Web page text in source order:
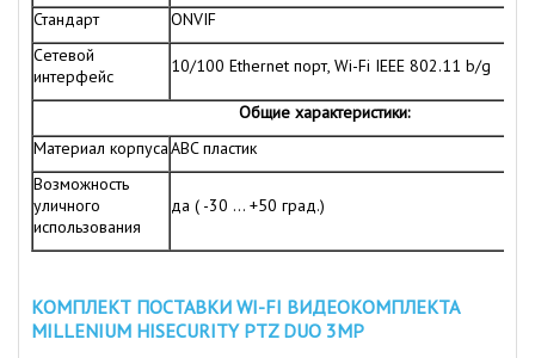
Стандарт
ONVIF
Сетевой
интерфейс
10/100 Ethernet порт, Wi-Fi IEEE 802.11 b/g
Общие характеристики:
Материал корпусаABC пластик
Возможность
уличного
использования
да ( -30 ... +50 град.)
КОМПЛЕКТ ПОСТАВКИ WI-FI ВИДЕОКОМПЛЕКТА
MILLENIUM HISECURITY PTZ DUO 3MP